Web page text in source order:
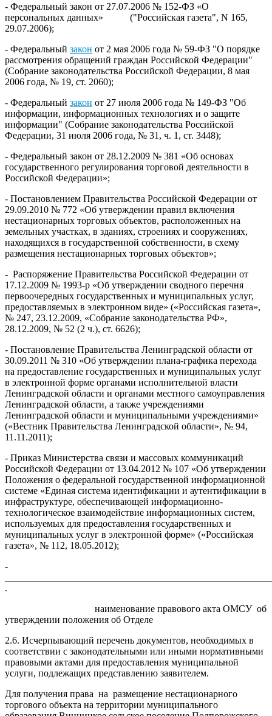
- Федеральный закон от 27.07.2006 № 152-ФЗ «О
персональных данных» ("Российская газета", N 165,
29.07.2006);
- Федеральный закон от 2 мая 2006 года № 59-ФЗ "О порядке
рассмотрения обращений граждан Российской Федерации"
(Собрание законодательства Российской Федерации, 8 мая
2006 года, № 19, ст. 2060);
- Федеральный закон от 27 июля 2006 года № 149-ФЗ "Об
информации, информационных технологиях и о защите
информации" (Собрание законодательства Российской
Федерации, 31 июля 2006 года, № 31, ч. 1, ст. 3448);
- Федеральный закон от 28.12.2009 № 381 «Об основах
государственного регулирования торговой деятельности в
Российской Федерации»;
- Постановлением Правительства Российской Федерации от
29.09.2010 № 772 «Об утверждении правил включения
нестационарных торговых объектов, расположенных на
земельных участках, в зданиях, строениях и сооружениях,
находящихся в государственной собственности, в схему
размещения нестационарных торговых объектов»;
- Распоряжение Правительства Российской Федерации от
17.12.2009 № 1993-р «Об утверждении сводного перечня
первоочередных государственных и муниципальных услуг,
предоставляемых в электронном виде» («Российская газета»,
№ 247, 23.12.2009, «Собрание законодательства РФ»,
28.12.2009, № 52 (2 ч.), ст. 6626);
- Постановление Правительства Ленинградской области от
30.09.2011 № 310 «Об утверждении плана-графика перехода
на предоставление государственных и муниципальных услуг
в электронной форме органами исполнительной власти
Ленинградской области и органами местного самоуправления
Ленинградской области, а также учреждениями
Ленинградской области и муниципальными учреждениями»
(«Вестник Правительства Ленинградской области», № 94,
11.11.2011);
- Приказ Министерства связи и массовых коммуникаций
Российской Федерации от 13.04.2012 № 107 «Об утверждении
Положения о федеральной государственной информационной
системе «Единая система идентификации и аутентификации в
инфраструктуре, обеспечивающей информационно-
технологическое взаимодействие информационных систем,
используемых для предоставления государственных и
муниципальных услуг в электронной форме» («Российская
газета», № 112, 18.05.2012);
-
.
наименование правового акта ОМСУ об
утверждении положения об Отделе
2.6. Исчерпывающий перечень документов, необходимых в
соответствии с законодательными или иными нормативными
правовыми актами для предоставления муниципальной
услуги, подлежащих представлению заявителем.
Для получения права на размещение нестационарного
торгового объекта на территории муниципального